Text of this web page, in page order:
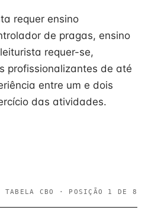
requer ensino
de pragas, ensino
requer-se,
profissionalizantes de até
entre um e dois
das atividades.
TABELA CBO · POSIÇÃO 1 DE 8